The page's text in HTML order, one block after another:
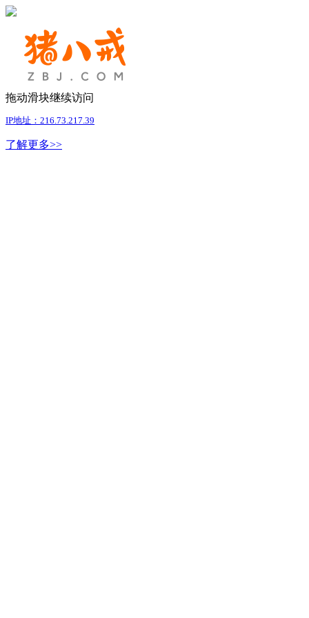
拖动滑块继续访问
IP地址：216.73.217.39
了解更多>>